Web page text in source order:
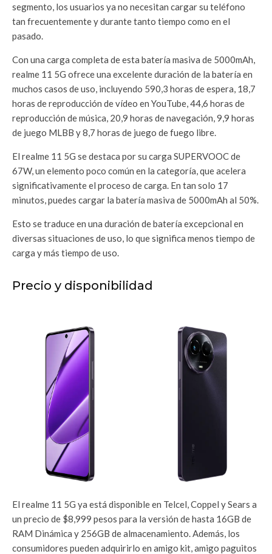
segmento, los usuarios ya no necesitan cargar su teléfono
tan frecuentemente y durante tanto tiempo como en el
pasado.
Con una carga completa de esta batería masiva de 5000mAh,
realme 11 5G ofrece una excelente duración de la batería en
muchos casos de uso, incluyendo 590,3 horas de espera, 18,7
horas de reproducción de vídeo en YouTube, 44,6 horas de
reproducción de música, 20,9 horas de navegación, 9,9 horas
de juego MLBB y 8,7 horas de juego de fuego libre.
El realme 11 5G se destaca por su carga SUPERVOOC de
67W, un elemento poco común en la categoría, que acelera
significativamente el proceso de carga. En tan solo 17
minutos, puedes cargar la batería masiva de 5000mAh al 50%.
Esto se traduce en una duración de batería excepcional en
diversas situaciones de uso, lo que significa menos tiempo de
carga y más tiempo de uso.
Precio y disponibilidad
El realme 11 5G ya está disponible en Telcel, Coppel y Sears a
un precio de $8,999 pesos para la versión de hasta 16GB de
RAM Dinámica y 256GB de almacenamiento. Además, los
consumidores pueden adquirirlo en amigo kit, amigo paguitos